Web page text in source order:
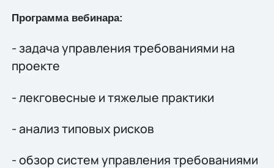
Программа вебинара:
- задача управления требованиями на
проекте
- лекговесные и тяжелые практики
- анализ типовых рисков
- обзор систем управления требованиями